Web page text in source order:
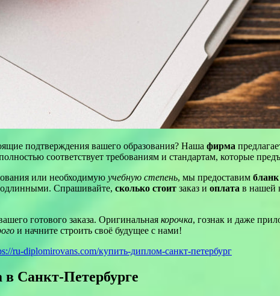
подтверждения вашего образования? Наша фирма
соответствует требованиям и стандартам, которые
или необходимую учебную степень, мы предоставим бланк
Спрашивайте, сколько стоит заказ и оплата в нашей
готового заказа. Оригинальная корочка, гознак и даже
и начните строить своё будущее с нами!
ru-diplomirovans.com/купить-диплом-санкт-петербург
Санкт-Петербурге